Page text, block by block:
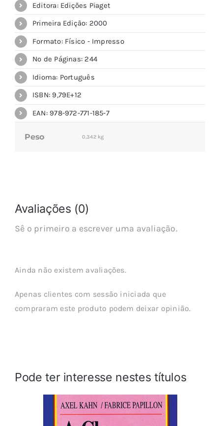
Editora: Edições Piaget
Primeira Edição: 2000
Formato: Físico - Impresso
Nº de Páginas: 244
Idioma: Português
ISBN: 9,79E+12
EAN: 978-972-771-185-7
Peso 0,342 kg
Avaliações (0)
Sê o primeiro a escrever uma avaliação.
Ainda não existem avaliações.
Apenas clientes com sessão iniciada que
compraram este produto podem deixar opinião.
Pode ter interesse nestes títulos